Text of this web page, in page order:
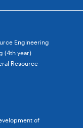
Engineering
(4th year)
Resource
of